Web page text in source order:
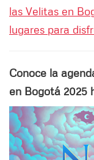
las Velitas en
lugares para
Conoce la
en Bogotá 2025